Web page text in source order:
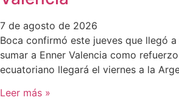
7 de agosto de 2026
Boca confirmó este jueves que llegó
sumar a Enner Valencia como
ecuatoriano llegará el viernes a la
Leer más »